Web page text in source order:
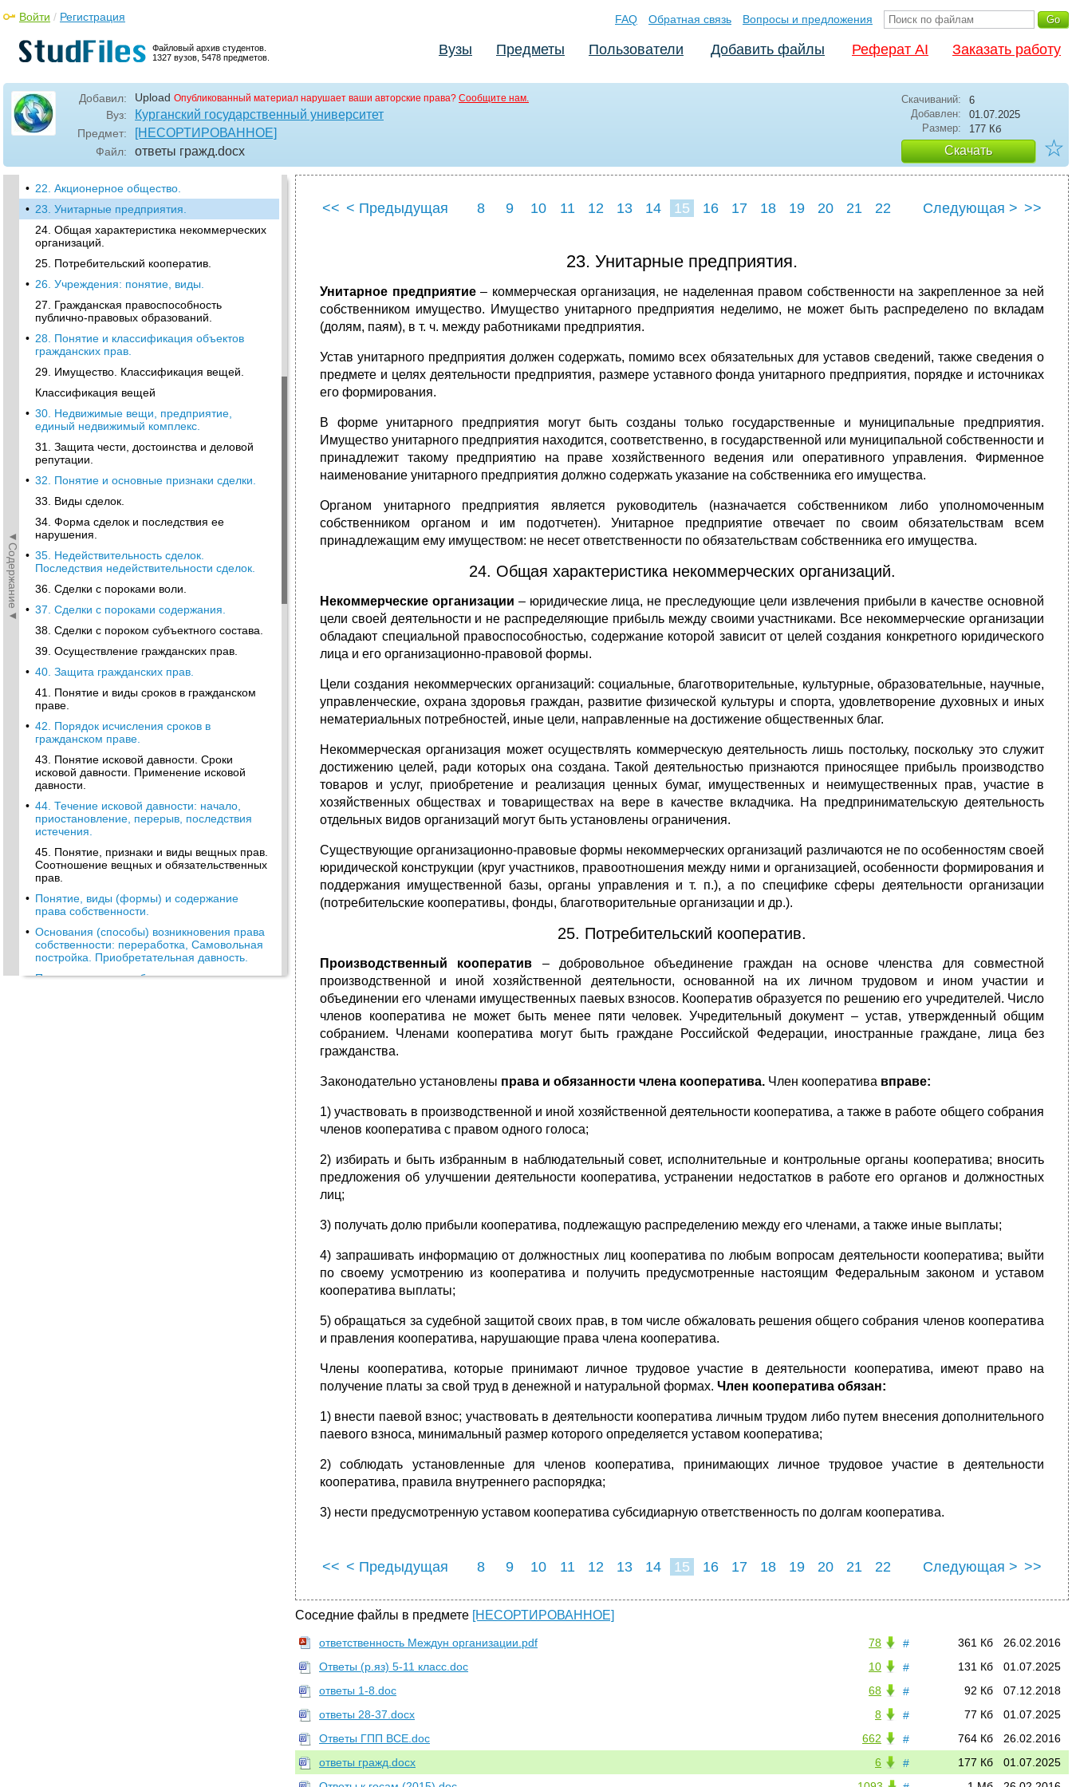
Файловый архив студентов.
1327 вузов, 5478 предметов.
Войти / Регистрация FAQ Обратная связь Вопросы и предложения
Вузы Предметы Пользователи Добавить файлы Реферат AI Заказать работу
Добавил: Upload Опубликованный материал нарушает ваши авторские права? Сообщите нам.
Вуз: Курганский государственный университет
Предмет: [НЕСОРТИРОВАННОЕ]
Файл: ответы гражд.docx
Скачиваний:
6
Добавлен:
01.07.2025
Размер:
177 Кб
Скачать ☆
◄Содержание◄
лиц. Государственная регистрация
•
18. Реорганизация юридических лиц.
(банкротство).
• 20. Виды и правовое положение
хозяйственных товариществ
21. Общество с ограниченной
ответственностью
• 22. Акционерное общество.
• 23. Унитарные предприятия.
24. Общая характеристика некоммерческих
организаций.
25. Потребительский кооператив.
• 26. Учреждения: понятие, виды.
27. Гражданская правоспособность
публично-правовых образований.
• 28. Понятие и классификация объектов
гражданских прав.
29. Имущество. Классификация вещей.
Классификация вещей
• 30. Недвижимые вещи, предприятие,
единый недвижимый комплекс.
31. Защита чести, достоинства и деловой
репутации.
• 32. Понятие и основные признаки сделки.
33. Виды сделок.
34. Форма сделок и последствия ее
нарушения.
• 35. Недействительность сделок.
Последствия недействительности сделок.
36. Сделки с пороками воли.
• 37. Сделки с пороками содержания.
38. Сделки с пороком субъектного состава.
39. Осуществление гражданских прав.
• 40. Защита гражданских прав.
41. Понятие и виды сроков в гражданском
праве.
• 42. Порядок исчисления сроков в
гражданском праве.
43. Понятие исковой давности. Сроки
исковой давности. Применение исковой
давности.
• 44. Течение исковой давности: начало,
приостановление, перерыв, последствия
истечения.
45. Понятие, признаки и виды вещных прав.
Соотношение вещных и обязательственных
прав.
• Понятие, виды (формы) и содержание
права собственности.
• Основания (способы) возникновения права
собственности: переработка, Самовольная
постройка. Приобретательная давность.
• Производные способы возникновения права
<< < Предыдущая 8 9 10 11 12 13 14 15 16 17 18 19 20 21
22
Следующая > >>
23. Унитарные предприятия.
Унитарное предприятие– коммерческая организация, не наделенная правом собственности на закрепленное за ней
собственником имущество. Имущество унитарного предприятия неделимо, не может быть распределено по вкладам
(долям, паям), в т. ч. между работниками предприятия.
Устав унитарного предприятия должен содержать, помимо всех обязательных для уставов сведений, также сведения о
предмете и целях деятельности предприятия, размере уставного фонда унитарного предприятия, порядке и источниках
его формирования.
В форме унитарного предприятия могут быть созданы только государственные и муниципальные предприятия.
Имущество унитарного предприятия находится, соответственно, в государственной или муниципальной собственности и
принадлежит такому предприятию на праве хозяйственного ведения или оперативного управления. Фирменное
наименование унитарного предприятия должно содержать указание на собственника его имущества.
Органом унитарного предприятия является руководитель (назначается собственником либо уполномоченным
собственником органом и им подотчетен). Унитарное предприятие отвечает по своим обязательствам всем
принадлежащим ему имуществом: не несет ответственности по обязательствам собственника его имущества.
24. Общая характеристика некоммерческих организаций.
Некоммерческие организации – юридические лица, не преследующие цели извлечения прибыли в качестве основной
цели своей деятельности и не распределяющие прибыль между своими участниками. Все некоммерческие организации
обладают специальной правоспособностью, содержание которой зависит от целей создания конкретного юридического
лица и его организационно-правовой формы.
Цели создания некоммерческих организаций: социальные, благотворительные, культурные, образовательные, научные,
управленческие, охрана здоровья граждан, развитие физической культуры и спорта, удовлетворение духовных и иных
нематериальных потребностей, иные цели, направленные на достижение общественных благ.
Некоммерческая организация может осуществлять коммерческую деятельность лишь постольку, поскольку это служит
достижению целей, ради которых она создана. Такой деятельностью признаются приносящее прибыль производство
товаров и услуг, приобретение и реализация ценных бумаг, имущественных и неимущественных прав, участие в
хозяйственных обществах и товариществах на вере в качестве вкладчика. На предпринимательскую деятельность
отдельных видов организаций могут быть установлены ограничения.
Существующие организационно-правовые формы некоммерческих организаций различаются не по особенностям своей
юридической конструкции (круг участников, правоотношения между ними и организацией, особенности формирования и
поддержания имущественной базы, органы управления и т. п.), а по специфике сферы деятельности организации
(потребительские кооперативы, фонды, благотворительные организации и др.).
25. Потребительский кооператив.
Производственный кооператив – добровольное объединение граждан на основе членства для совместной
производственной и иной хозяйственной деятельности, основанной на их личном трудовом и ином участии и
объединении его членами имущественных паевых взносов. Кооператив образуется по решению его учредителей. Число
членов кооператива не может быть менее пяти человек. Учредительный документ – устав, утвержденный общим
собранием. Членами кооператива могут быть граждане Российской Федерации, иностранные граждане, лица без
гражданства.
Законодательно установлены права и обязанности члена кооператива. Член кооператива вправе:
1) участвовать в производственной и иной хозяйственной деятельности кооператива, а также в работе общего собрания
членов кооператива с правом одного голоса;
2) избирать и быть избранным в наблюдательный совет, исполнительные и контрольные органы кооператива; вносить
предложения об улучшении деятельности кооператива, устранении недостатков в работе его органов и должностных
лиц;
3) получать долю прибыли кооператива, подлежащую распределению между его членами, а также иные выплаты;
4) запрашивать информацию от должностных лиц кооператива по любым вопросам деятельности кооператива; выйти
по своему усмотрению из кооператива и получить предусмотренные настоящим Федеральным законом и уставом
кооператива выплаты;
5) обращаться за судебной защитой своих прав, в том числе обжаловать решения общего собрания членов кооператива
и правления кооператива, нарушающие права члена кооператива.
Члены кооператива, которые принимают личное трудовое участие в деятельности кооператива, имеют право на
получение платы за свой труд в денежной и натуральной формах. Член кооператива обязан:
1) внести паевой взнос; участвовать в деятельности кооператива личным трудом либо путем внесения дополнительного
паевого взноса, минимальный размер которого определяется уставом кооператива;
2) соблюдать установленные для членов кооператива, принимающих личное трудовое участие в деятельности
кооператива, правила внутреннего распорядка;
3) нести предусмотренную уставом кооператива субсидиарную ответственность по долгам кооператива.
<< < Предыдущая 8 9 10 11 12 13 14 15 16 17 18 19 20 21
22
Следующая > >>
Соседние файлы в предмете [НЕСОРТИРОВАННОЕ]
# 26.02.2016
361 Кб
78
ответственность Междун организации.pdf
#
01.07.2025
131 Кб
10
Ответы (р.яз) 5-11 класс.doc
#
07.12.2018
92 Кб
68
ответы 1-8.doc
#
01.07.2025
77 Кб
8
ответы 28-37.docx
#
26.02.2016
764 Кб
662
Ответы ГПП ВСЕ.doc
#
01.07.2025
177 Кб
6
ответы гражд.docx